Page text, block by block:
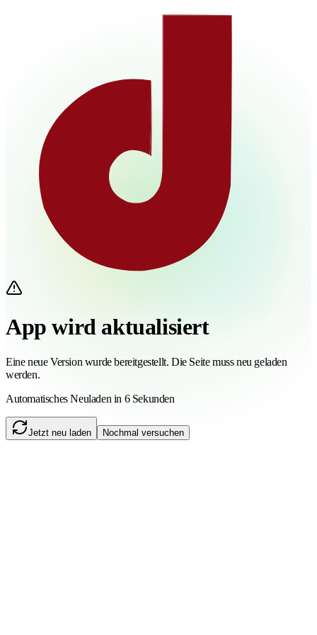
App wird aktualisiert
Eine neue Version wurde bereitgestellt. Die Seite muss neu geladen
werden.
Automatisches Neuladen in 6 Sekunden
Jetzt neu laden Nochmal versuchen